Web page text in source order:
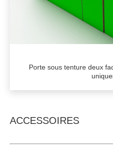
Porte sous tenture deux
ACCESSOIRES